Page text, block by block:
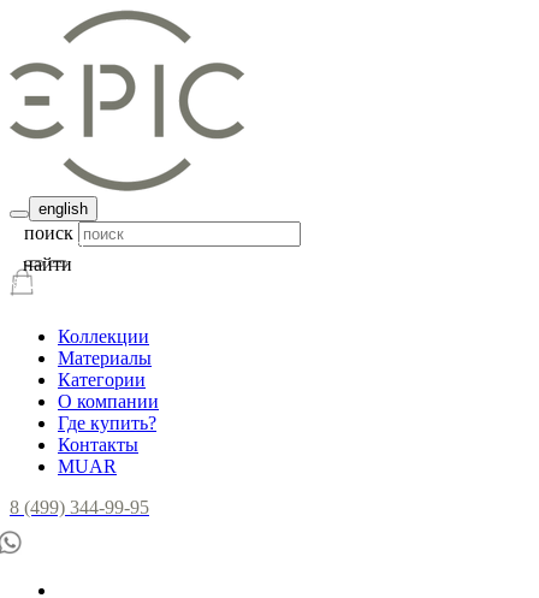
english
поиск
Коллекции
Материалы
Категории
О компании
Где купить?
Контакты
MUAR
8 (499) 344-99-95
найти